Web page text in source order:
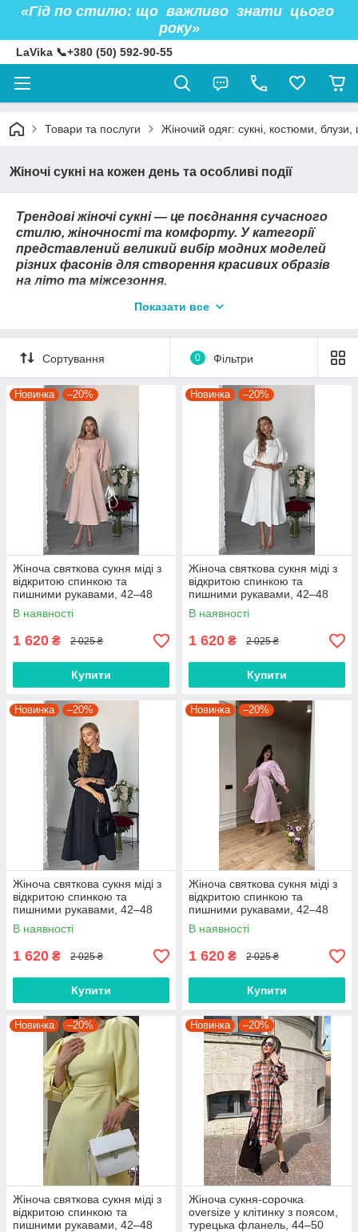
«Гід по стилю: що важливо знати цього
року»
LaVika 📞+380 (50) 592-90-55
Товари та послуги Жіночий одяг: сукні, костюми, блузи,
Жіночі сукні на кожен день та особливі події
Трендові жіночі сукні — це поєднання сучасного
стилю, жіночності та комфорту. У категорії
представлений великий вибір модних моделей
різних фасонів для створення красивих образів
на літо та міжсезоння.
Показати все
Сортування 0 Фільтри
Новинка –20%
Жіноча святкова сукня міді з
відкритою спинкою та
пишними рукавами, 42–48
В наявності
1 620 ₴ 2 025 ₴
Купити
Новинка –20%
Жіноча святкова сукня міді з
відкритою спинкою та
пишними рукавами, 42–48
В наявності
1 620 ₴ 2 025 ₴
Купити
Новинка –20%
Жіноча святкова сукня міді з
відкритою спинкою та
пишними рукавами, 42–48
В наявності
1 620 ₴ 2 025 ₴
Купити
Новинка –20%
Жіноча святкова сукня міді з
відкритою спинкою та
пишними рукавами, 42–48
В наявності
1 620 ₴ 2 025 ₴
Купити
Новинка –20%
Жіноча святкова сукня міді з
відкритою спинкою та
пишними рукавами, 42–48
Новинка –20%
Жіноча сукня-сорочка
oversize у клітинку з поясом,
турецька фланель, 44–50